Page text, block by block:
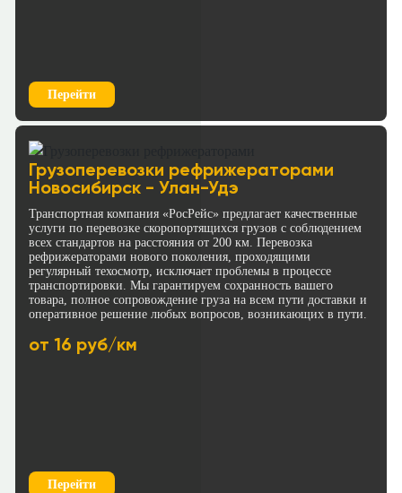
Перейти
Грузоперевозки рефрижераторами
Новосибирск - Улан-Удэ
Транспортная компания «РосРейс» предлагает качественные
услуги по перевозке скоропортящихся грузов с соблюдением
всех стандартов на расстояния от 200 км. Перевозка
рефрижераторами нового поколения, проходящими
регулярный техосмотр, исключает проблемы в процессе
транспортировки. Мы гарантируем сохранность вашего
товара, полное сопровождение груза на всем пути доставки и
оперативное решение любых вопросов, возникающих в пути.
от 16 руб/км
Перейти